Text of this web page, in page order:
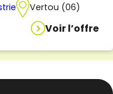
Vertou (06)
Voir l’offre